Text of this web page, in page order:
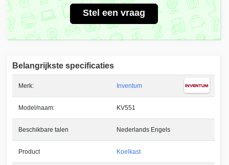
Stel een vraag
Belangrijkste specificaties
Merk: Inventum
Model/naam: KV551
Beschikbare talen Nederlands Engels
Product Koelkast